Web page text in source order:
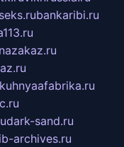
bankaribi.ru
dark-sand.ru
archives.ru